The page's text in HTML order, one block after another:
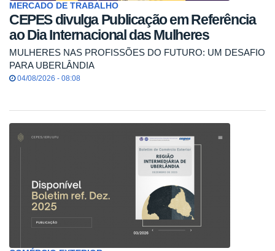
MERCADO DE TRABALHO
CEPES divulga Publicação em Referência
ao Dia Internacional das Mulheres
MULHERES NAS PROFISSÕES DO FUTURO: UM DESAFIO
PARA UBERLÂNDIA
04/08/2026 - 08:08